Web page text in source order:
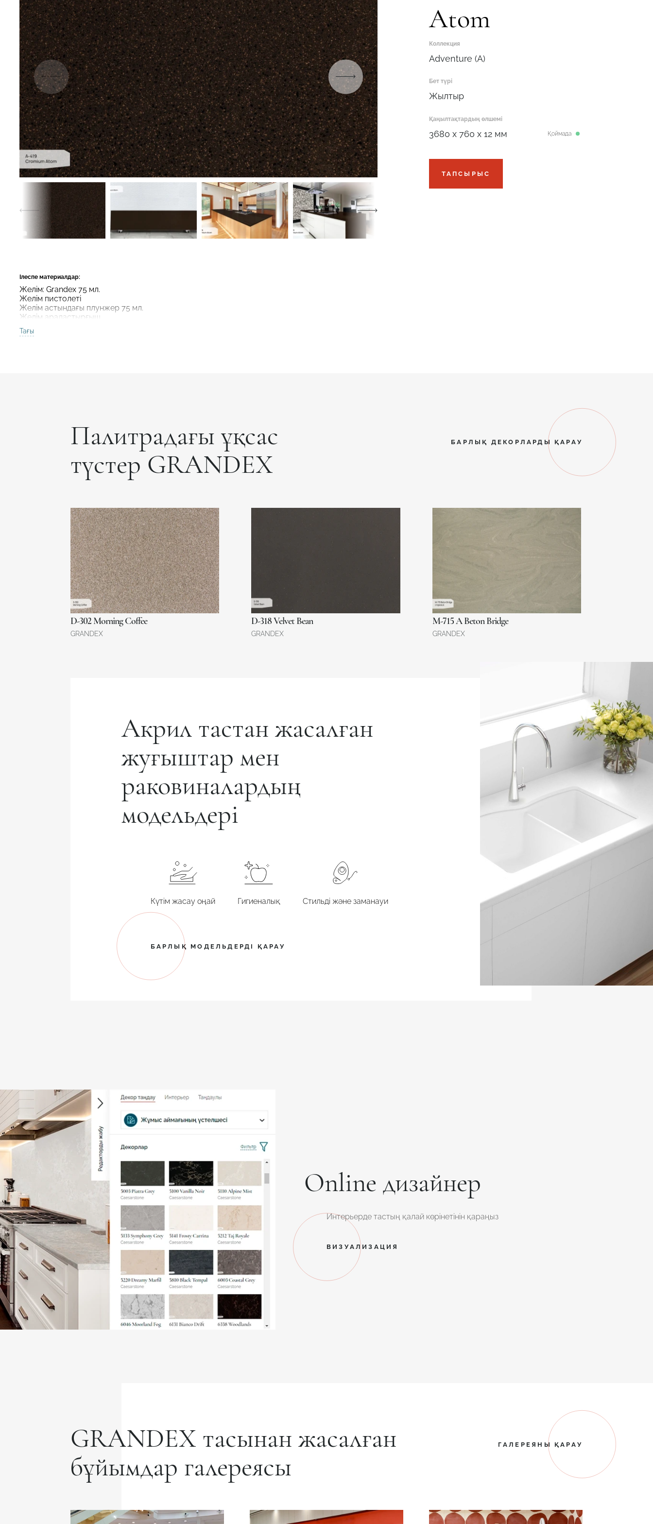
Atom
Коллекция
Adventure (A)
Бет түрі
Жылтыр
Қаңылтақтардың өлшемі
3680 x 760 x 12 мм Қоймада
ТАПСЫРЫС
Ілеспе материалдар:
Желім: Grandex 75 мл.
Желім пистолеті
Желім астындағы плунжер 75 мл.
Желім араластырғыш
Төсеніш: ылғалға төзімді МДФ, ДСП,
Ыстықтың астындағы тіреуіш: ыстық шыбықтар мен ауқымдар
Тағы
Палитрадағы ұқсас
түстер GRANDEX
БАРЛЫҚ ДЕКОРЛАРДЫ ҚАРАУ
D-302 Morning Coffee
GRANDEX
D-318 Velvet Bean
GRANDEX
M-715 A Beton Bridge
GRANDEX
Акрил тастан жасалған
жуғыштар мен
раковиналардың
модельдері
Күтім жасау оңай Гигиеналық Стильді және заманауи
БАРЛЫҚ МОДЕЛЬДЕРДІ ҚАРАУ
Online дизайнер
Интерьерде тастың қалай көрінетінін қараңыз
ВИЗУАЛИЗАЦИЯ
GRANDEX тасынан жасалған
бұйымдар галереясы
ГАЛЕРЕЯНЫ ҚАРАУ
Робот емес екеніңізді растаңыз
ӨТІНІМДІ ЖІБЕРУ
Робот емес екеніңізді растаңыз
ЖОБАНЫ ЖІБЕРУ
Робот емес екеніңізді растаңыз
ЖІБЕРУ
Робот емес екеніңізді растаңыз
ОТПРАВИТЬ